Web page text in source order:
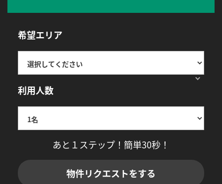
希望エリア
利用人数
あと１ステップ！簡単30秒！
物件リクエストをする